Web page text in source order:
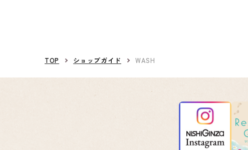
TOP ショップガイド WASH